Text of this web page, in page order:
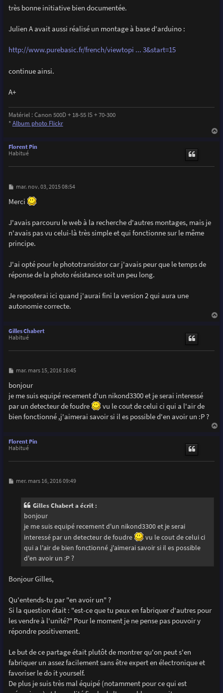
  pinMode(triggerPIN,OUTPUT);
  pinMode(SatLedPIN,OUTPUT);
  pinMode(blinkerPIN,OUTPUT);
  digitalWrite(triggerPIN,LOW);
  digitalWrite(blinkerPIN,LOW);
MsTimer2::set(2000, flash);        //ISR flash
MsTimer2::start();                 //Enable Timer2
void loop() {
    digitalWrite(SatLedPIN,1);}
  else{
    digitalWrite(SatLedPIN,0);}
if(sensorValue-prevSensorValue>3){
digitalWrite(SatLedPIN,1);
digitalWrite(triggerPIN,HIGH);
    delay(300);
    digitalWrite(triggerPIN,LOW);
  }
void flash(){
if(blinker){
    MsTimer2::set(20, flash);
  }
  else{
    MsTimer2::set(2000, flash);
    MsTimer2::start();
  }
}
s
s
g
e
très bonne initiative bien documentée.
Julien A avait aussi réalisé un montage à base d'arduino :
http://www.purebasic.fr/french/viewtopi ... 3&start=15
continue ainsi.
A+
Matériel : Canon 500D + 18-55 IS + 70-300
*Album photo Flickr
Florent Pin
Habitué
M
s
s
e
mar. nov. 03, 2015 08:54
Merci
J'avais parcouru le web à la recherche d'autres montages, mais je
n'avais pas vu celui-là très simple et qui fonctionne sur le même
principe.
J'ai opté pour le phototransistor car j'avais peur que le temps de
réponse de la photo résistance soit un peu long.
Je reposterai ici quand j'aurai fini la version 2 qui aura une
autonomie correcte.
Gilles Chabert
Habitué
M
s
s
a
e
mar. mars 15, 2016 16:45
bonjour
je me suis equipé recement d'un nikond3300 et je serai interessé
par un detecteur de foudre
vu le cout de celui ci qui a l'air de
bien fonctionné ,j'aimerai savoir si il es possible d'en avoir un :P ?
Florent Pin
Habitué
M
mer. mars 16, 2016 09:49
Gilles Chabert a écrit :
bonjour
je me suis equipé recement d'un nikond3300 et je serai
interessé par un detecteur de foudre
vu le cout de celui ci
qui a l'air de bien fonctionné ,j'aimerai savoir si il es possible
d'en avoir un :P ?
Bonjour Gilles,
Qu'entends-tu par "en avoir un" ?
Si la question était : "est-ce que tu peux en fabriquer d'autres pour
les vendre à l'unité?" Pour le moment je ne pense pas pouvoir y
répondre positivement.
Le but de ce partage était plutôt de montrer qu'on peut s'en
fabriquer un assez facilement sans être expert en électronique et
favoriser le do it yourself.
De plus je suis très mal équipé (notamment pour ce qui est